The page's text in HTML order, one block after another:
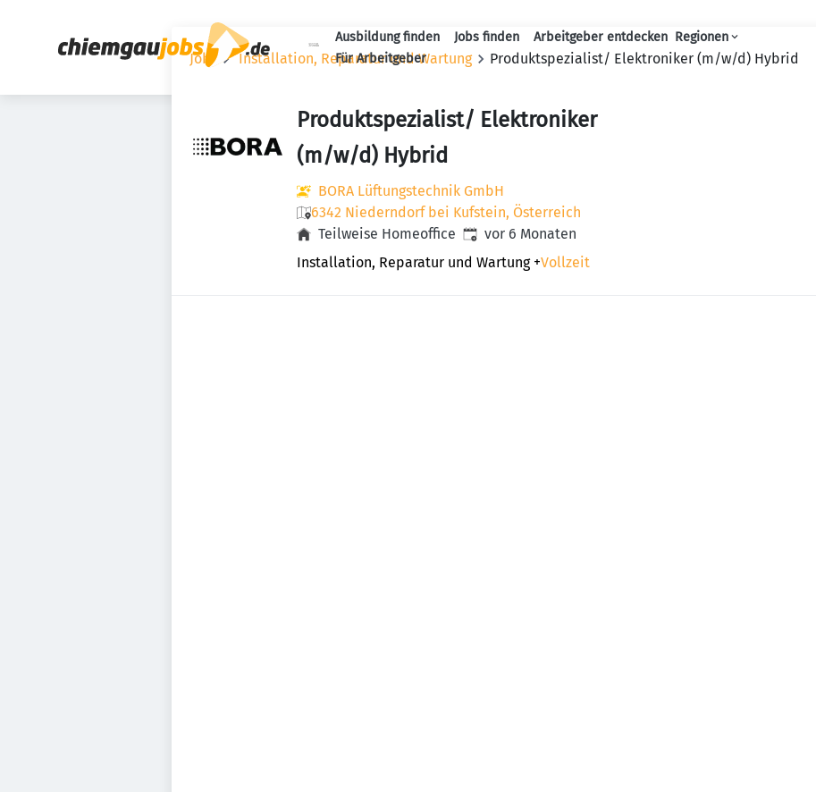
Haupt-Navigation
Ausbildung finden Jobs finden Arbeitgeber entdecken Regionen
Für Arbeitgeber
Jobs Installation, Reparatur und Wartung Produktspezialist/ Elektroniker (m/w/d) Hybrid
Produktspezialist/ Elektroniker
(m/w/d) Hybrid
BORA Lüftungstechnik GmbH
6342 Niederndorf bei Kufstein, Österreich
Teilweise Homeoffice Veröffentlicht:
vor 6 Monaten
Installation, Reparatur und Wartung +Vollzeit